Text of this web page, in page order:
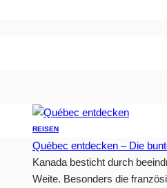
REISEN
Québec entdecken – Die
Kanada besticht durch
Weite. Besonders die